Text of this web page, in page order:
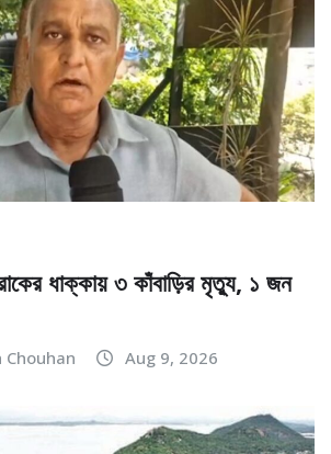
ধাক্কায় ৩ কাঁবাড়ির মৃত্যু, ১ জন
Chouhan Aug 9, 2026